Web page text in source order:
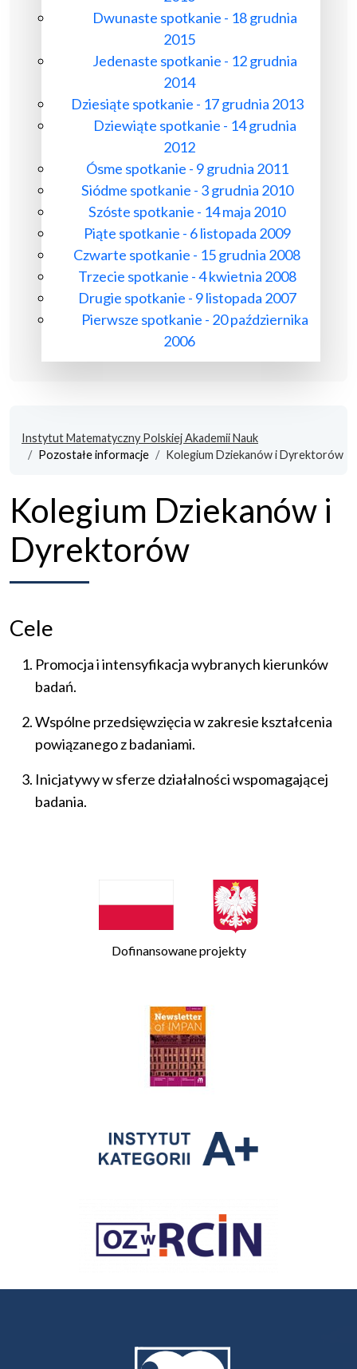
Dwunaste spotkanie - 18 grudnia
2015
Jedenaste spotkanie - 12 grudnia
2014
Dziesiąte spotkanie - 17 grudnia 2013
Dziewiąte spotkanie - 14 grudnia
2012
Ósme spotkanie - 9 grudnia 2011
Siódme spotkanie - 3 grudnia 2010
Szóste spotkanie - 14 maja 2010
Piąte spotkanie - 6 listopada 2009
Czwarte spotkanie - 15 grudnia 2008
Trzecie spotkanie - 4 kwietnia 2008
Drugie spotkanie - 9 listopada 2007
Pierwsze spotkanie - 20 października
2006
Instytut Matematyczny Polskiej Akademii Nauk
Pozostałe informacje
Kolegium Dziekanów i Dyrektorów
Kolegium Dziekanów i
Dyrektorów
Cele
Promocja i intensyfikacja wybranych kierunków
badań.
Wspólne przedsięwzięcia w zakresie kształcenia
powiązanego z badaniami.
Inicjatywy w sferze działalności wspomagającej
badania.
Dofinansowane projekty